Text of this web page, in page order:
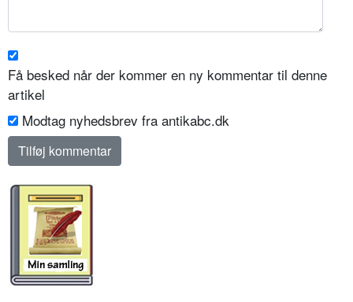
Få besked når der kommer en ny kommentar til denne
artikel
Modtag nyhedsbrev fra antikabc.dk